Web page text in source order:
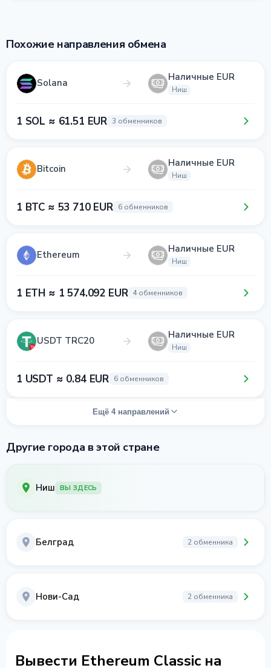
Похожие направления обмена
Solana Наличные EUR
Ниш
1 SOL ≈ 61.51 EUR 3 обменников
Bitcoin Наличные EUR
Ниш
1 BTC ≈ 53 710 EUR 6 обменников
Ethereum Наличные EUR
Ниш
1 ETH ≈ 1 574.092 EUR 4 обменников
USDT TRC20 Наличные EUR
Ниш
1 USDT ≈ 0.84 EUR 6 обменников
Ещё 4 направлений
Другие города в этой стране
Ниш ВЫ ЗДЕСЬ
Белград 2 обменника
Нови-Сад 2 обменника
Вывести Ethereum Classic на